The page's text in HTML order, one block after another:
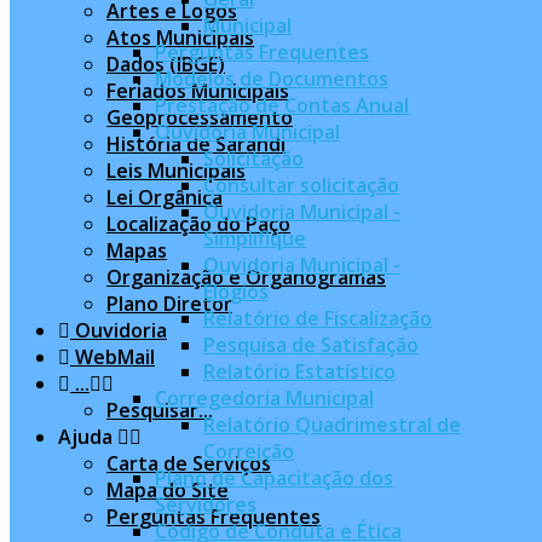
Municipal
Perguntas Frequentes
Modelos de Documentos
Prestação de Contas Anual
Ouvidoria Municipal
Solicitação
Consultar solicitação
Ouvidoria Municipal -
Simplifique
Ouvidoria Municipal -
Elogios
Relatório de Fiscalização
Pesquisa de Satisfação
Relatório Estatístico
Corregedoria Municipal
Relatório Quadrimestral de
Correição
Plano de Capacitação dos
Servidores
Código de Conduta e Ética
Artes e Logos
Atos Municipais
Dados (IBGE)
Feriados Municipais
Geoprocessamento
História de Sarandi
Leis Municipais
Lei Orgânica
Localização do Paço
Mapas
Organização e Organogramas
Plano Diretor
Ouvidoria
WebMail
...
Pesquisar...
Ajuda
Carta de Serviços
Mapa do Site
Perguntas Frequentes